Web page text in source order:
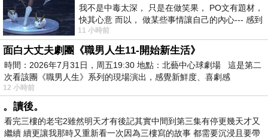
我不是中毒太深， 只是在做笑果， PO文有題材，
快其心意 而以， 做某些事情讓自己的內心--- 感到
愉快。
11 小時前
面白大丈夫劇團《職男人生11-開始新生活》
時間：2026年7月31日，周五19:30 地點：北藝中心球劇場 這是第二
次看該團《職男人生》系列的現場演出，感覺新鮮度、喜劇感
12 小時前
。讀後。
看完三樓的老宅2雖然明天才有後記其實中間到第三集有停更幾天才又
繼續 續更讓我那時又重新看一次因為三樓寫的故事 都需要沉浸且要帶